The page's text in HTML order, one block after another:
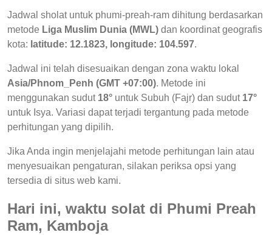
Jadwal sholat untuk phumi-preah-ram dihitung berdasarkan
metode Liga Muslim Dunia (MWL) dan koordinat geografis
kota: latitude: 12.1823, longitude: 104.597.
Jadwal ini telah disesuaikan dengan zona waktu lokal
Asia/Phnom_Penh (GMT +07:00). Metode ini
menggunakan sudut 18° untuk Subuh (Fajr) dan sudut 17°
untuk Isya. Variasi dapat terjadi tergantung pada metode
perhitungan yang dipilih.
Jika Anda ingin menjelajahi metode perhitungan lain atau
menyesuaikan pengaturan, silakan periksa opsi yang
tersedia di situs web kami.
Hari ini, waktu solat di Phumi Preah
Ram, Kamboja